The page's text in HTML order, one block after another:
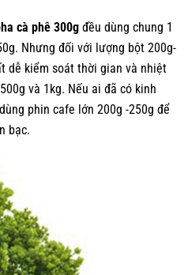
cà phê 300g đều dùng chung 1
Nhưng đối với lượng bột 200g-
dễ kiểm soát thời gian và nhiệt
và 1kg. Nếu ai đã có kinh
phin cafe lớn 200g -250g để
bạc.